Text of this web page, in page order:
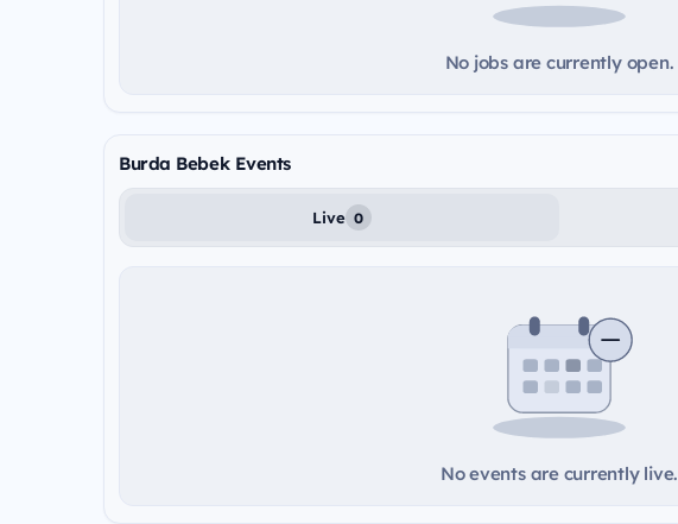
No jobs are currently open.
Burda Bebek Events
Live 0
No events are currently live.